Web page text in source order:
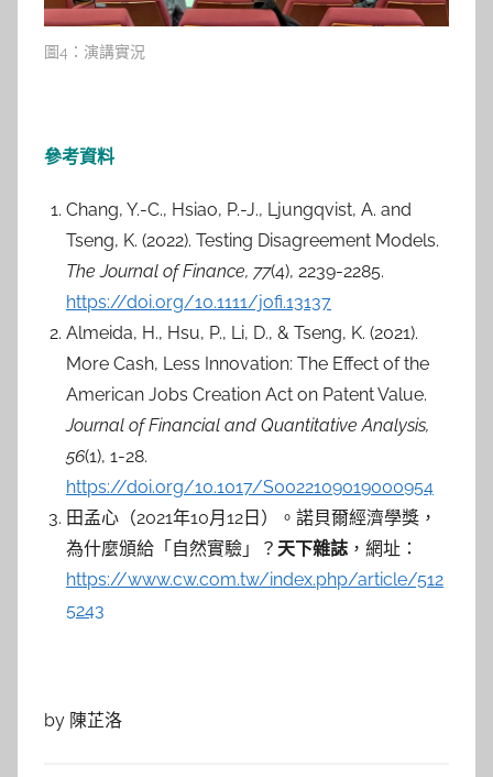
圖4：演講實況
參考資料
Chang, Y.-C., Hsiao, P.-J., Ljungqvist, A. and
Tseng, K. (2022). Testing Disagreement Models.
The Journal of Finance, 77(4), 2239-2285.
https://doi.org/10.1111/jofi.13137
Almeida, H., Hsu, P., Li, D., & Tseng, K. (2021).
More Cash, Less Innovation: The Effect of the
American Jobs Creation Act on Patent Value.
Journal of Financial and Quantitative Analysis,
56(1), 1-28.
https://doi.org/10.1017/S0022109019000954
田孟心（2021年10月12日）。諾貝爾經濟學獎，
為什麼頒給「自然實驗」？ 天下雜誌 ，網址：
https://www.cw.com.tw/index.php/article/512
5243
by 陳芷洛